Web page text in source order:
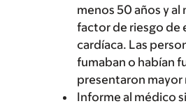
menos 50 años y al
factor de riesgo de
cardíaca. Las
fumaban o habían
presentaron mayor
Informe al médico